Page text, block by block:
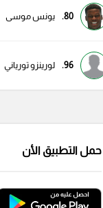
80. يونس موسى
96. لورينزو تورياني
حمل التطبيق الأن